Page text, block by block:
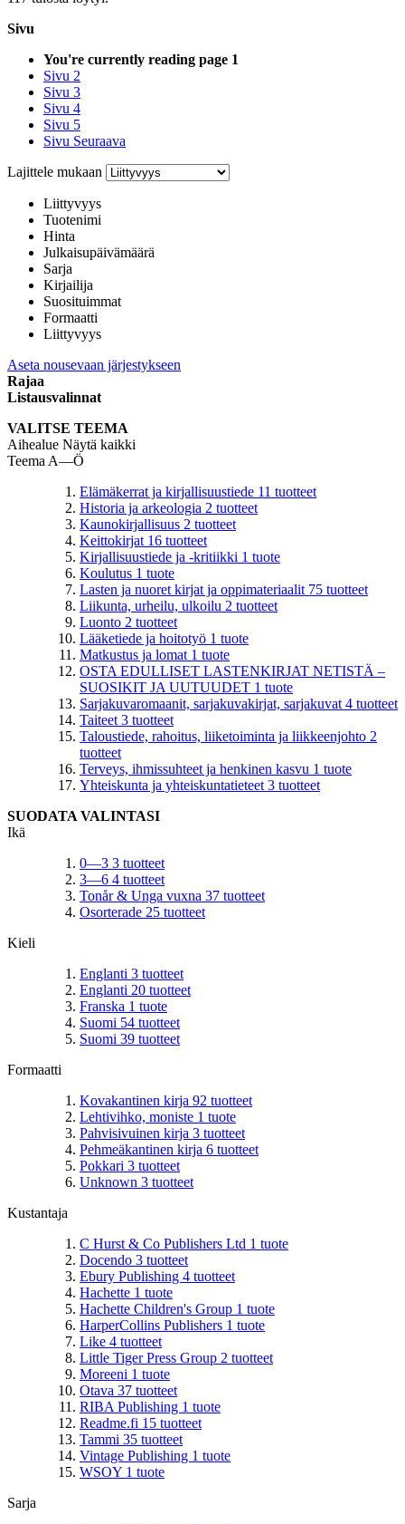
Sivu
You're currently reading page 1
Sivu 2
Sivu 3
Sivu 4
Sivu 5
Sivu Seuraava
Lajittele mukaan
Liittyvyys
Tuotenimi
Hinta
Julkaisupäivämäärä
Sarja
Kirjailija
Suosituimmat
Formaatti
Liittyvyys
Aseta nousevaan järjestykseen
Rajaa
Listausvalinnat
VALITSE TEEMA
Aihealue Näytä kaikki
Teema A—Ö
Elämäkerrat ja kirjallisuustiede 11 tuotteet
Historia ja arkeologia 2 tuotteet
Kaunokirjallisuus 2 tuotteet
Keittokirjat 16 tuotteet
Kirjallisuustiede ja -kritiikki 1 tuote
Koulutus 1 tuote
Lasten ja nuoret kirjat ja oppimateriaalit 75 tuotteet
Liikunta, urheilu, ulkoilu 2 tuotteet
Luonto 2 tuotteet
Lääketiede ja hoitotyö 1 tuote
Matkustus ja lomat 1 tuote
OSTA EDULLISET LASTENKIRJAT NETISTÄ –
SUOSIKIT JA UUTUUDET 1 tuote
Sarjakuvaromaanit, sarjakuvakirjat, sarjakuvat 4 tuotteet
Taiteet 3 tuotteet
Taloustiede, rahoitus, liiketoiminta ja liikkeenjohto 2
tuotteet
Terveys, ihmissuhteet ja henkinen kasvu 1 tuote
Yhteiskunta ja yhteiskuntatieteet 3 tuotteet
SUODATA VALINTASI
Ikä
0—3 3 tuotteet
3—6 4 tuotteet
Tonår & Unga vuxna 37 tuotteet
Osorterade 25 tuotteet
Kieli
Englanti 3 tuotteet
Englanti 20 tuotteet
Franska 1 tuote
Suomi 54 tuotteet
Suomi 39 tuotteet
Formaatti
Kovakantinen kirja 92 tuotteet
Lehtivihko, moniste 1 tuote
Pahvisivuinen kirja 3 tuotteet
Pehmeäkantinen kirja 6 tuotteet
Pokkari 3 tuotteet
Unknown 3 tuotteet
Kustantaja
C Hurst & Co Publishers Ltd 1 tuote
Docendo 3 tuotteet
Ebury Publishing 4 tuotteet
Hachette 1 tuote
Hachette Children's Group 1 tuote
HarperCollins Publishers 1 tuote
Like 4 tuotteet
Little Tiger Press Group 2 tuotteet
Moreeni 1 tuote
Otava 37 tuotteet
RIBA Publishing 1 tuote
Readme.fi 15 tuotteet
Tammi 35 tuotteet
Vintage Publishing 1 tuote
WSOY 1 tuote
Sarja